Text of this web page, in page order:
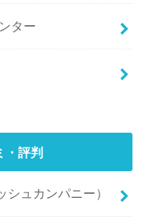
ター
・評判
ュカンパニー）